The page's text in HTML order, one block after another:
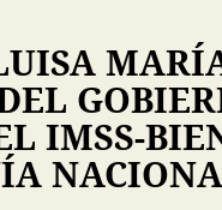
IMSS-